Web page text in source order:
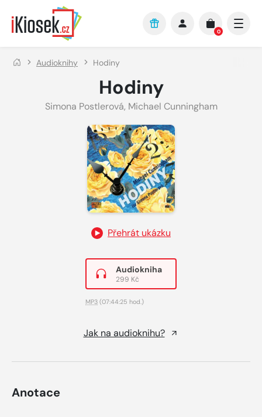
Přejít na hlavní obsah
0
Audioknihy Hodiny
Hodiny
Simona Postlerová, Michael Cunningham
Přehrát ukázku
Audiokniha
299 Kč
MP3 (07:44:25 hod.)
Jak na audioknihu?
Anotace